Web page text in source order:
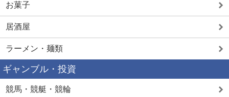
お菓子
居酒屋
ラーメン・麺類
ギャンブル・投資
競馬・競艇・競輪